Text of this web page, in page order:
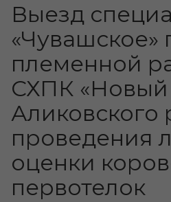
Выезд
«Чувашское»
племенной
СХПК «Новый
Аликовского
проведения
оценки
первотелок